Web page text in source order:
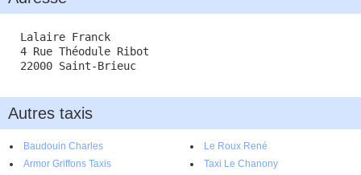
Lalaire Franck
4 Rue Théodule Ribot
22000 Saint-Brieuc
Autres taxis
Baudouin Charles
Le Roux René
Armor Griffons Taxis
Taxi Le Chanony